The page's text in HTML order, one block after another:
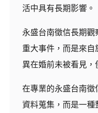
活中具有長期影響。
永盛台南徵信長期觀
重大事件，而是來
異在婚前未被看見，
在專業的永盛台南
資料蒐集，而是一種